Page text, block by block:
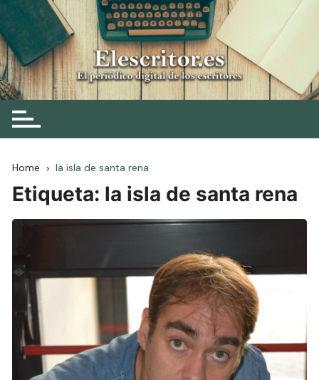
Skip
to
content
Elescritor.es
El periódico digital de los escritores
Home la isla de santa rena
Etiqueta: la isla de santa rena